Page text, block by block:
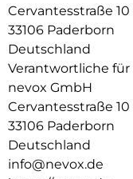
Beim Umklappen der
die Magneten auf der
somit ist ein
Cervantesstraße 10
33106 Paderborn
Deutschland
Verantwortliche für
nevox GmbH
Cervantesstraße 10
33106 Paderborn
Deutschland
info@nevox.de